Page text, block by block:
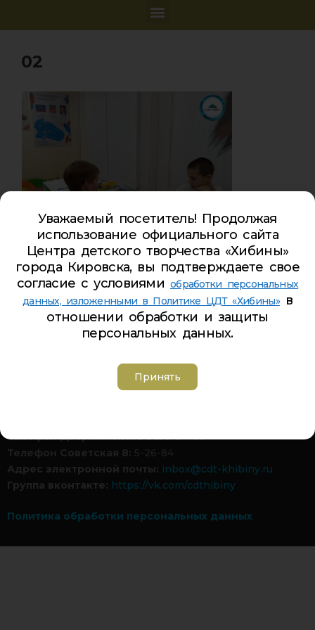
02
Карта сайта
Обратная связь
Турбаза ЦДТ «ХИБИНЫ»
Телефон Дзержинского 9а:5-94-00
Телефон Советская 8: 5-26-84
Адрес электронной почты: inbox@cdt-khibiny.ru
Группа вконтакте: https://vk.com/cdthibiny
Политика обработки персональных данных
Уважаемый посетитель! Продолжая
использование официального сайта
Центра детского творчества «Хибины»
города Кировска, вы подтверждаете свое
согласие с условиями обработки персональных
данных, изложенными в Политике ЦДТ «Хибины»в
отношении обработки и защиты
персональных данных.
Принять